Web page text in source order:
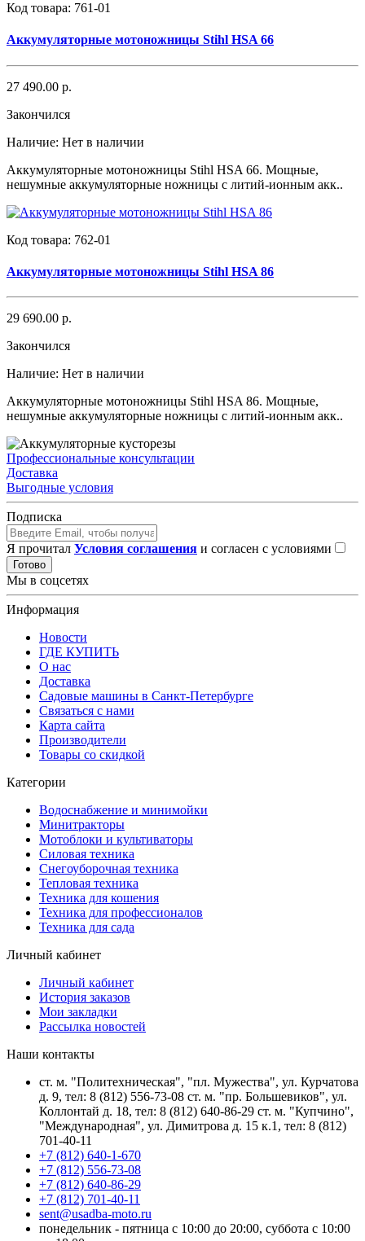
Код товара: 761-01
Аккумуляторные мотоножницы Stihl HSA 66
27 490.00 р.
Закончился
Наличие: Нет в наличии
Аккумуляторные мотоножницы Stihl HSA 66. Мощные,
нешумные аккумуляторные ножницы с литий-ионным акк..
Код товара: 762-01
Аккумуляторные мотоножницы Stihl HSA 86
29 690.00 р.
Закончился
Наличие: Нет в наличии
Аккумуляторные мотоножницы Stihl HSA 86. Мощные,
нешумные аккумуляторные ножницы с литий-ионным акк..
Профессиональные консультации
Доставка
Выгодные условия
Подписка
Я прочитал Условия соглашения и согласен с условиями
Готово
Мы в соцсетях
Информация
Новости
ГДЕ КУПИТЬ
О нас
Доставка
Садовые машины в Санкт-Петербурге
Связаться с нами
Карта сайта
Производители
Товары со скидкой
Категории
Водоснабжение и минимойки
Минитракторы
Мотоблоки и культиваторы
Силовая техника
Снегоуборочная техника
Тепловая техника
Техника для кошения
Техника для профессионалов
Техника для сада
Личный кабинет
Личный кабинет
История заказов
Мои закладки
Рассылка новостей
Наши контакты
ст. м. "Политехническая", "пл. Мужества", ул. Курчатова
д. 9, тел: 8 (812) 556-73-08 ст. м. "пр. Большевиков", ул.
Коллонтай д. 18, тел: 8 (812) 640-86-29 ст. м. "Купчино",
"Международная", ул. Димитрова д. 15 к.1, тел: 8 (812)
701-40-11
+7 (812) 640-1-670
+7 (812) 556-73-08
+7 (812) 640-86-29
+7 (812) 701-40-11
sent@usadba-moto.ru
понедельник - пятница с 10:00 до 20:00, суббота с 10:00